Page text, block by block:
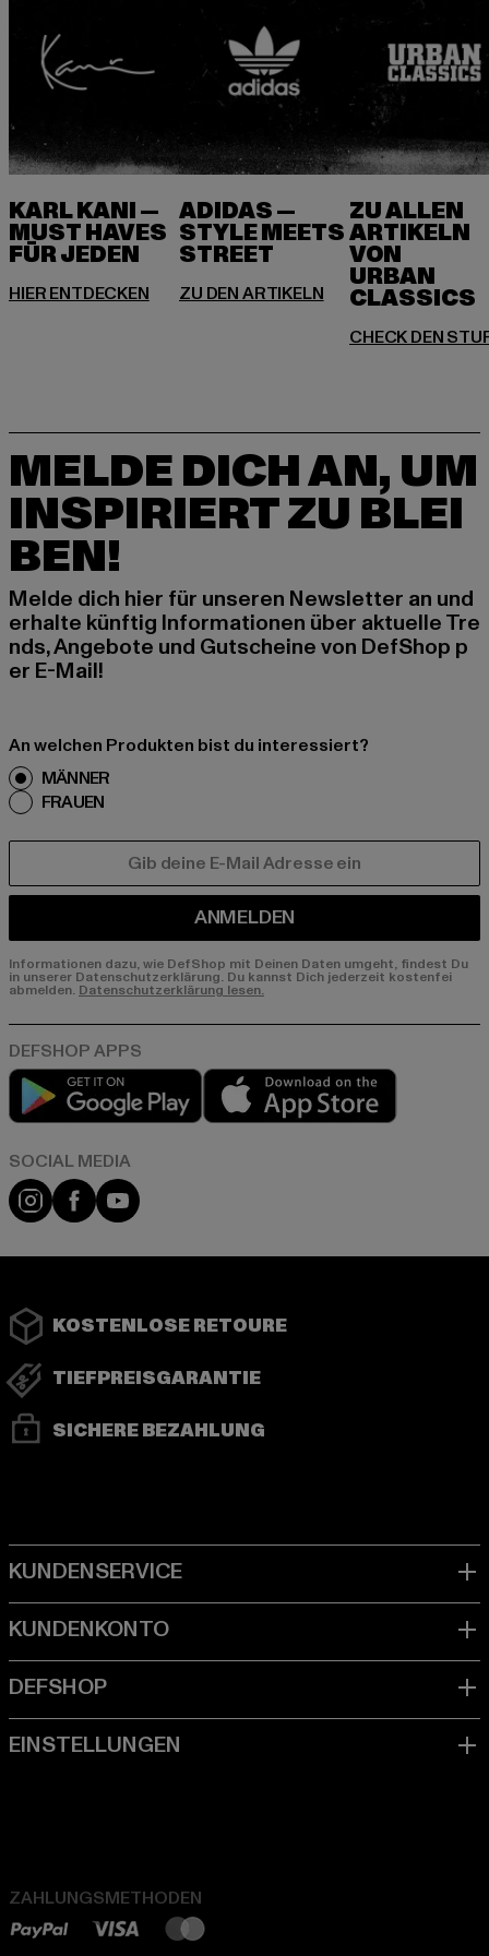
KARL KANI —
MUST HAVES
FÜR JEDEN
ADIDAS —
STYLE MEETS
ZU ALLEN
ARTIKELN
VON
URBAN
MELDE DICH AN, UM
INSPIRIERT ZU BLEI
BEN!
Melde dich hier für unseren Newsletter an und
erhalte künftig Informationen über aktuelle Tre
nds, Angebote und Gutscheine von DefShop p
er E-Mail!
An welchen Produkten bist du interessiert?
MÄNNER
FRAUEN
ANMELDEN
Informationen dazu, wie DefShop mit Deinen Daten umgeht, findest Du
in unserer Datenschutzerklärung. Du kannst Dich jederzeit kostenfei
abmelden. Datenschutzerklärung lesen.
Play market
Instagram
FacebookYouTube
KOSTENLOSE RETOURE
TIEFPREISGARANTIE
SICHERE BEZAHLUNG
ZAHLUNGSMETHODEN